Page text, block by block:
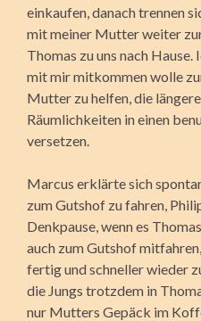
einkaufen, danach trennen
mit meiner Mutter weiter
Thomas zu uns nach
mit mir mitkommen wolle
Mutter zu helfen, die
Räumlichkeiten in einen
versetzen.
Marcus erklärte sich
zum Gutshof zu fahren,
Denkpause, wenn es
auch zum Gutshof
fertig und schneller wieder
die Jungs trotzdem in
nur Mutters Gepäck im